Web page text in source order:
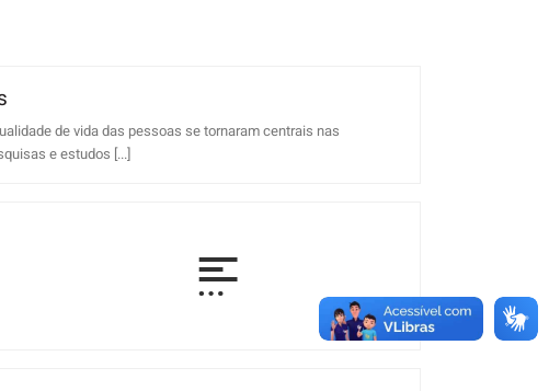
de vida das pessoas se tornaram centrais nas
e estudos [...]